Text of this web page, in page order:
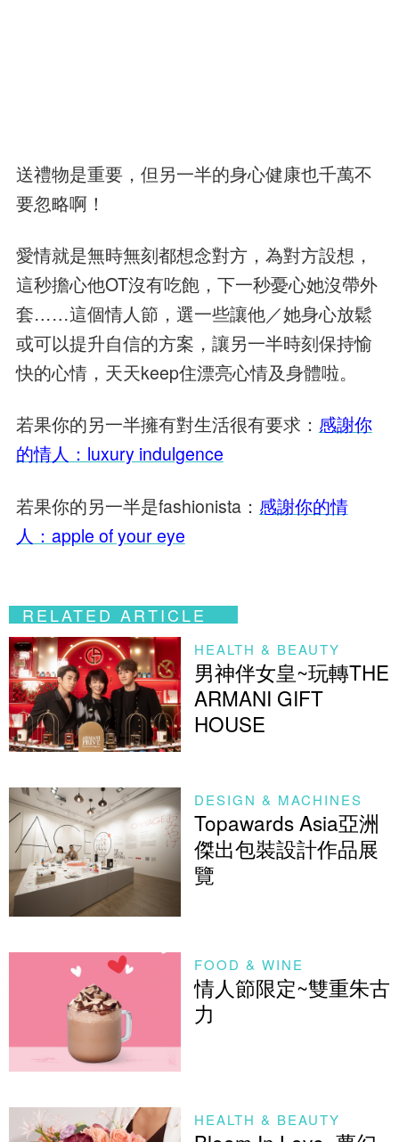
送禮物是重要，但另一半的身心健康也千萬不
要忽略啊！
愛情就是無時無刻都想念對方，為對方設想，
這秒擔心他OT沒有吃飽，下一秒憂心她沒帶外
套……這個情人節，選一些讓他／她身心放鬆
或可以提升自信的方案，讓另一半時刻保持愉
快的心情，天天keep住漂亮心情及身體啦。
若果你的另一半擁有對生活很有要求： 感謝你
的情人：luxury indulgence
若果你的另一半是fashionista： 感謝你的情
人：apple of your eye
RELATED ARTICLE
HEALTH & BEAUTY
男神伴女皇~玩轉THE
ARMANI GIFT
HOUSE
DESIGN & MACHINES
Topawards Asia亞洲
傑出包裝設計作品展
覽
FOOD & WINE
情人節限定~雙重朱古
力
HEALTH & BEAUTY